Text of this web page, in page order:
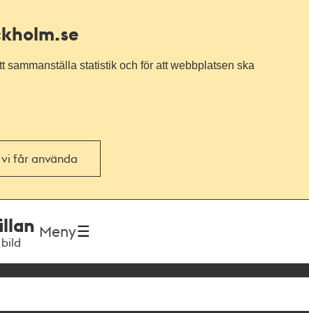
statistik och för att webbplatsen ska
får använda
Meny